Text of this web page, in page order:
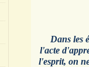
Dans les
l'acte
l'esprit, on